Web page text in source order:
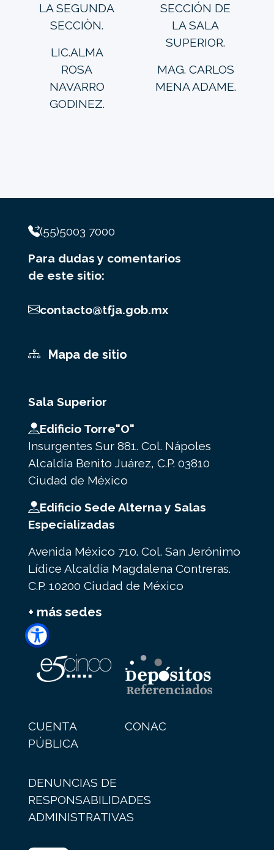
LA SEGUNDA
SECCIÒN.
LIC.ALMA
ROSA
NAVARRO
GODINEZ.
SECCIÓN DE
LA SALA
SUPERIOR.
MAG. CARLOS
MENA ADAME.
(55)5003 7000
Para dudas y comentarios
de este sitio:
contacto@tfja.gob.mx
Mapa de sitio
Sala Superior
Edificio Torre"O"
Insurgentes Sur 881. Col. Nápoles
Alcaldía Benito Juárez, C.P. 03810
Ciudad de México
Edificio Sede Alterna y Salas
Especializadas
Avenida México 710. Col. San Jerónimo
Lídice Alcaldía Magdalena Contreras.
C.P. 10200 Ciudad de México
+ más sedes
CUENTA
PÚBLICA
CONAC
DENUNCIAS DE
RESPONSABILIDADES
ADMINISTRATIVAS